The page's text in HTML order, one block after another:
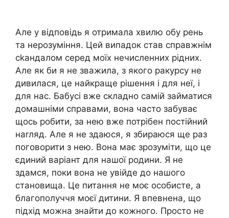
Але у відповідь я отримала хвилю обу рень
та нерозуміння. Цей випадок став справжнім
сkандалом серед моїх нечисленних рідних.
Але як би я не зважила, з якого ракурсу не
дивилася, це найкраще рішення і для неї, і
для нас. Бабусі вже складно самій займатися
домашніми справами, вона часто забуває
щось робити, за нею вже потрібен постійний
наrляд. Але я не здаюся, я збираюся ще раз
поговорити з нею. Вона має зрозуміти, що це
єдиний варіант для нашої родини. Я не
здамся, поки вона не увійде до нашого
становища. Це питання не моє особисте, а
благополуччя моєї дитини. Я впевнена, що
підхід можна знайти до кожного. Просто не